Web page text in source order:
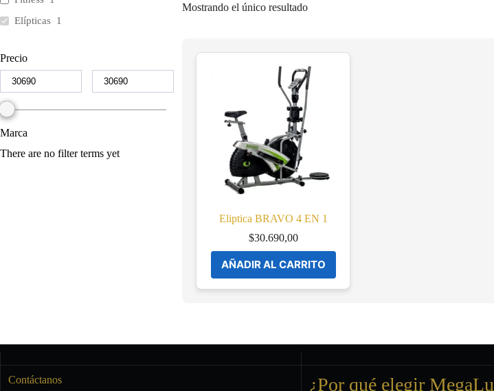
Mostrando el único resultado
Eliptica BRAVO 4 EN 1
$30.690,00
AÑADIR AL CARRITO
Elípticas 1
Precio
Marca
There are no filter terms yet
Contáctanos ¿Por qué elegir